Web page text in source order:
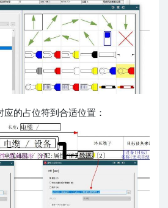
的占位符到合适位置：